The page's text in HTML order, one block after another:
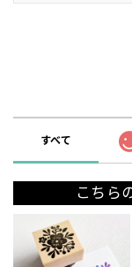
すべて
こちら